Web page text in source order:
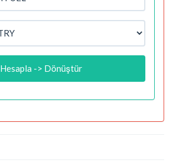
Hesapla -> Dönüştür